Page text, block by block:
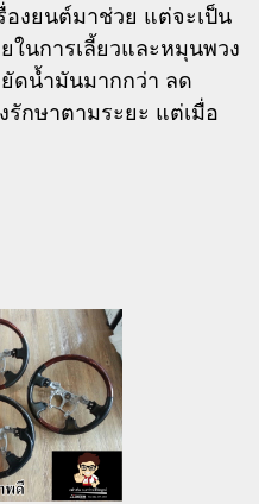
องยนต์มาช่วย แต่จะเป็น
ในการเลี้ยวและหมุนพวง
ดน้ำมันมากกว่า ลด
รักษาตามระยะ แต่เมื่อ